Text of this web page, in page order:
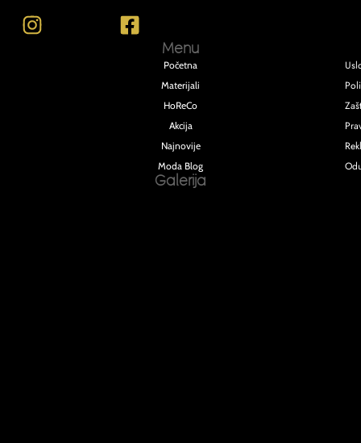
Menu
Početna
Materijali
HoReCo
Akcija
Najnovije
Moda Blog
Galerija